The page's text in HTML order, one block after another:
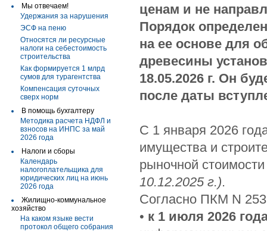
Мы отвечаем!
Удержания за нарушения
ЭСФ на пеню
Относятся ли ресурсные
налоги на себестоимость
строительства
Как формируется 1 млрд
сумов для турагентства
Компенсация суточных
сверх норм
В помощь бухгалтеру
Методика расчета НДФЛ и
взносов на ИНПС за май
2026 года
Налоги и сборы
Календарь
налогоплательщика для
юридических лиц на июнь
2026 года
Жилищно-коммунальное
хозяйство
На каком языке вести
протокол общего собрания
ценам и не
Порядок
на ее основе для
древесины
18.05.2026 г. Он
после даты
С 1 января 2026
имущества и
рыночной
10.12.2025 г.).
Согласно ПКМ N
• к 1 июля 2026